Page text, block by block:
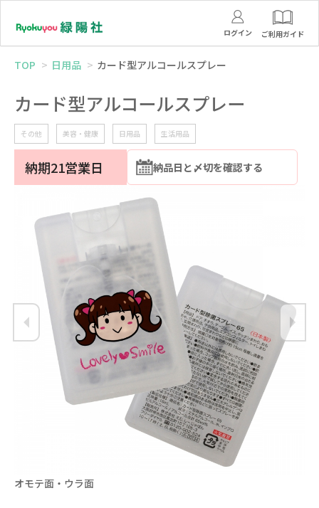
ログイン ご利用ガイド
TOP 日用品 カード型アルコールスプレー
カード型アルコールスプレー
その他 美容・健康 日用品 生活用品
納期21営業日 納品日と〆切を確認する
オモテ面・ウラ面